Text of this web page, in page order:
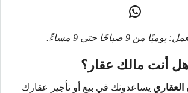
من 9 صباحًا حتى 9 مساءً.
أنت مالك عقار؟
العقاري يساعدونك في بيع أو تأجير عقارك